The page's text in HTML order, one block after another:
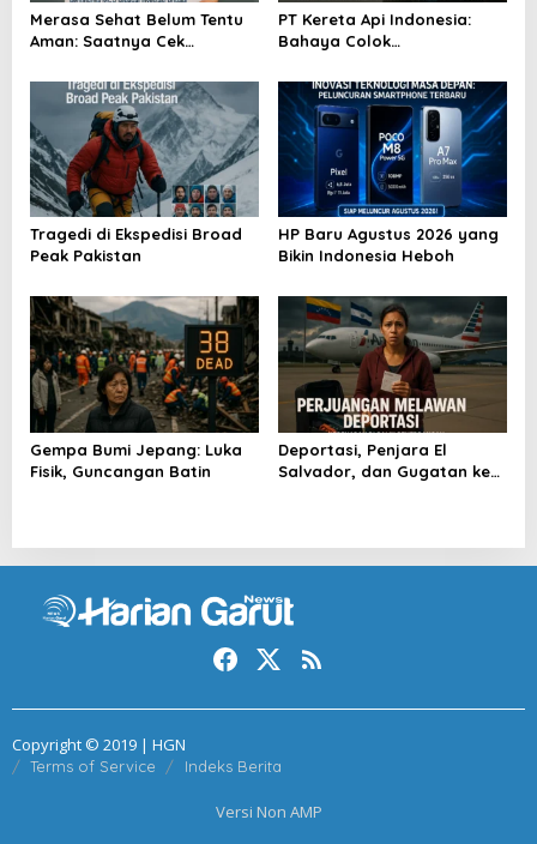
o
s
Merasa Sehat Belum Tentu
Aman: Saatnya Cek
PT Kereta Api Indonesia:
Bahaya Colok
Tragedi di Ekspedisi Broad
Peak Pakistan
HP Baru Agustus 2026 yang
Bikin Indonesia Heboh
Gempa Bumi Jepang: Luka
Fisik, Guncangan Batin
Deportasi, Penjara El
Salvador, dan Gugatan ke
Copyright © 2019 | HGN
Terms of Service Indeks Berita
Versi Non AMP